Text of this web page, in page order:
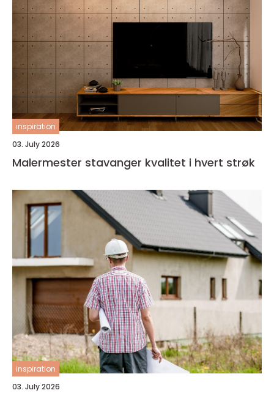
inspiration
03. July 2026
Malermester stavanger kvalitet i hvert strøk
inspiration
03. July 2026